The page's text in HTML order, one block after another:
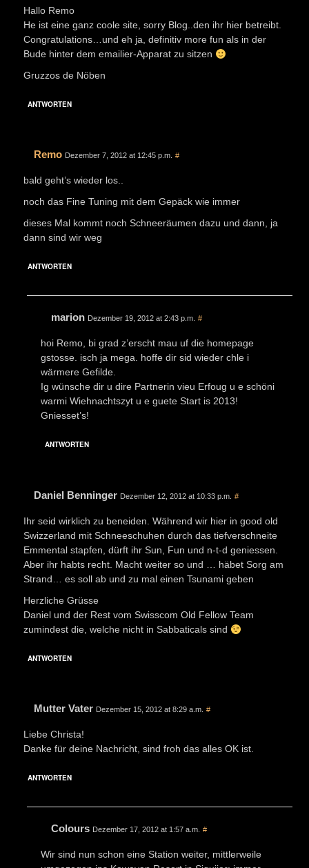
Hallo Remo
He ist eine ganz coole site, sorry Blog..den ihr hier betreibt.
Congratulations…und eh ja, definitiv more fun als in der
Bude hinter dem emailier-Apparat zu sitzen
Gruzzos de Nöben
ANTWORTEN
Remo Dezember 7, 2012 at 12:45 p.m. #
bald geht’s wieder los..
noch das Fine Tuning mit dem Gepäck wie immer
dieses Mal kommt noch Schneeräumen dazu und dann, ja
dann sind wir weg
ANTWORTEN
marion Dezember 19, 2012 at 2:43 p.m. #
hoi Remo, bi grad z’erscht mau uf die homepage
gstosse. isch ja mega. hoffe dir sid wieder chle i
wärmere Gefilde.
Ig wünsche dir u dire Partnerin vieu Erfoug u e schöni
warmi Wiehnachtszyt u e guete Start is 2013!
Gniesset’s!
ANTWORTEN
Daniel Benninger Dezember 12, 2012 at 10:33 p.m. #
Ihr seid wirklich zu beneiden. Während wir hier in good old
Swizzerland mit Schneeschuhen durch das tiefverschneite
Emmental stapfen, dürft ihr Sun, Fun und n-t-d geniessen.
Aber ihr habts recht. Macht weiter so und … häbet Sorg am
Strand… es soll ab und zu mal einen Tsunami geben
Herzliche Grüsse
Daniel und der Rest vom Swisscom Old Fellow Team
zumindest die, welche nicht in Sabbaticals sind
ANTWORTEN
Mutter Vater Dezember 15, 2012 at 8:29 a.m. #
Liebe Christa!
Danke für deine Nachricht, sind froh das alles OK ist.
ANTWORTEN
Colours Dezember 17, 2012 at 1:57 a.m. #
Wir sind nun schon eine Station weiter, mittlerweile